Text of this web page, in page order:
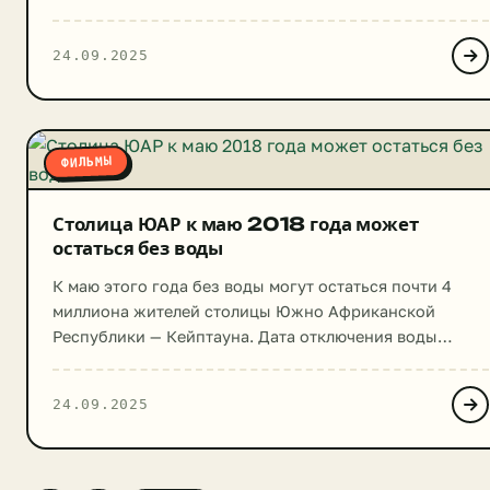
вреде животноводства. Хотя, как доказывают авторы
фильма, последствия от сельскохозяйственной
24.09.2025
ФИЛЬМЫ
Столица ЮАР к маю 2018 года может
остаться без воды
К маю этого года без воды могут остаться почти 4
миллиона жителей столицы Южно Африканской
Республики — Кейптауна. Дата отключения воды
середину апреля, однако впоследствии перенесли
24.09.2025